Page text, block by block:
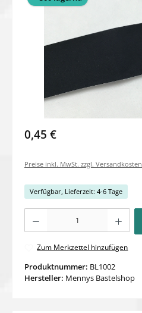
0,45 €
Preise inkl. MwSt. zzgl. Versandkosten
Verfügbar, Lieferzeit: 4-6 Tage
Zum Merkzettel hinzufügen
Produktnummer: BL1002
Hersteller: Mennys Bastelshop